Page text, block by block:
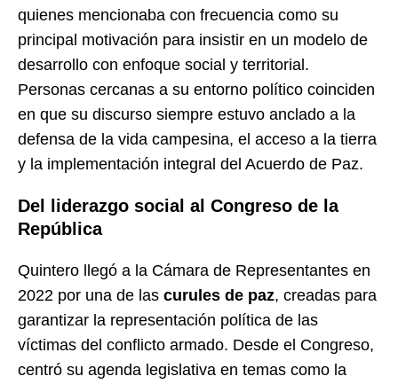
quienes mencionaba con frecuencia como su
principal motivación para insistir en un modelo de
desarrollo con enfoque social y territorial.
Personas cercanas a su entorno político coinciden
en que su discurso siempre estuvo anclado a la
defensa de la vida campesina, el acceso a la tierra
y la implementación integral del Acuerdo de Paz.
Del liderazgo social al Congreso de la
República
Quintero llegó a la Cámara de Representantes en
2022 por una de las curules de paz, creadas para
garantizar la representación política de las
víctimas del conflicto armado. Desde el Congreso,
centró su agenda legislativa en temas como la